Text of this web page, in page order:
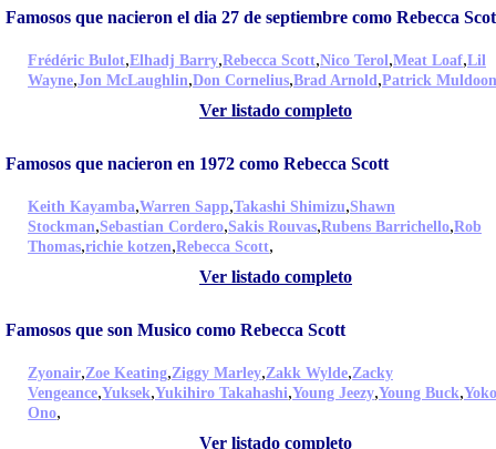
Famosos que nacieron el dia 27 de septiembre como Rebecca
Frédéric Bulot,Elhadj Barry,Rebecca Scott,Nico Terol,Meat Loaf,Lil
Wayne,Jon McLaughlin,Don Cornelius,Brad Arnold,Patrick Muldoon
Ver listado completo
Famosos que nacieron en 1972 como Rebecca Scott
Keith Kayamba,Warren Sapp,Takashi Shimizu,Shawn
Stockman,Sebastian Cordero,Sakis Rouvas,Rubens Barrichello,Rob
Thomas,richie kotzen,Rebecca Scott,
Ver listado completo
Famosos que son Musico como Rebecca Scott
Zyonair,Zoe Keating,Ziggy Marley,Zakk Wylde,Zacky
Vengeance,Yuksek,Yukihiro Takahashi,Young Jeezy,Young Buck,Yoko
Ono,
Ver listado completo